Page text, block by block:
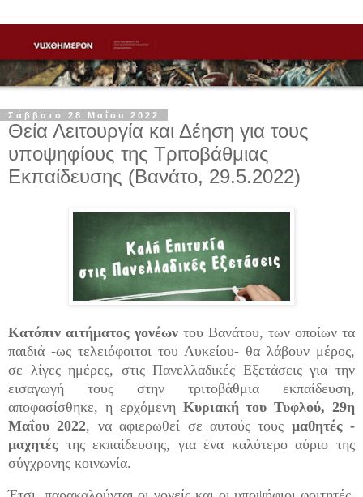
Σάββατο 28 Μαΐου 2022
Θεία Λειτουργία και Δέηση για τους
υποψηφίους της Τριτοβάθμιας
Εκπαίδευσης (Βανάτο, 29.5.2022)
Κατόπιν αιτήματος γονέων του Βανάτου, των οποίων τα
παιδιά -ως τελειόφοιτοι του Λυκείου- θα λάβουν μέρος,
σε λίγες ημέρες, στις Πανελλαδικές Εξετάσεις για την
εισαγωγή τους στην τριτοβάθμια εκπαίδευση,
αποφασίσθηκε, η ερχόμενη Κυριακή του Τυφλού, 29η
Μαΐου 2022, να αφιερωθεί σε αυτούς τους μαθητές -
μαχητές της εκπαίδευσης, για ένα καλύτερο αύριο της
σύγχρονης κοινωνία.